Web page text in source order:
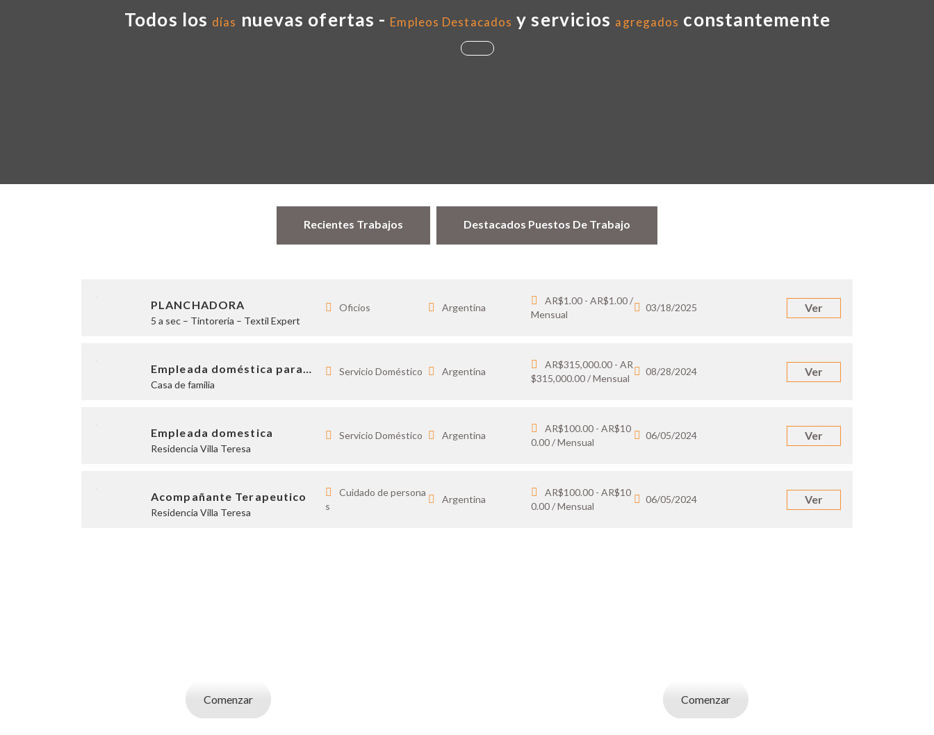
Todos los días nuevas ofertas - Empleos Destacados y servicios agregados constantemente
Recientes Trabajos Destacados Puestos De Trabajo
PLANCHADORA
5 a sec – Tintoreria – Textil Expert
Oficios Argentina
AR$1.00 - AR$1.00 /
Mensual
03/18/2025 Ver
Empleada doméstica para…
Casa de familia
Servicio Doméstico Argentina
AR$315,000.00 - AR
$315,000.00 / Mensual
08/28/2024 Ver
Empleada domestica
Residencia Villa Teresa
Servicio Doméstico Argentina
AR$100.00 - AR$10
0.00 / Mensual
06/05/2024 Ver
Acompañante Terapeutico
Residencia Villa Teresa
Cuidado de persona
s
Argentina
AR$100.00 - AR$10
0.00 / Mensual
06/05/2024 Ver
Comenzar Comenzar